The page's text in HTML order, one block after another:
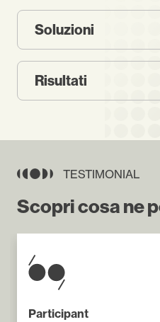
Soluzioni
Risultati
TESTIMONIAL
Scopri cosa ne
Participant